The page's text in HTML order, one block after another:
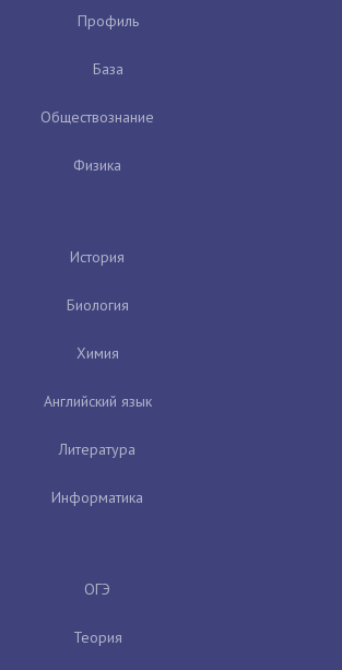
Профиль
База
Обществознание
Физика
История
Биология
Химия
Английский язык
Литература
Информатика
ОГЭ
Теория